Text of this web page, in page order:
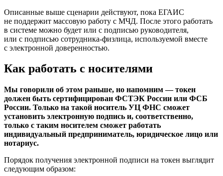
Описанные выше сценарии действуют, пока ЕГАИС
не поддержит массовую работу с МЧД. После этого работать
в системе можно будет или с подписью руководителя,
или с подписью сотрудника-физлица, используемой вместе
с электронной доверенностью.
Как работать с носителями
Мы говорили об этом раньше, но напомним — токен
должен быть сертифицирован ФСТЭК России или ФСБ
России. Только на такой носитель УЦ ФНС сможет
установить электронную подпись и, соответственно,
только с таким носителем сможет работать
индивидуальный предприниматель, юридическое лицо или
нотариус.
Порядок получения электронной подписи на токен выглядит
следующим образом: